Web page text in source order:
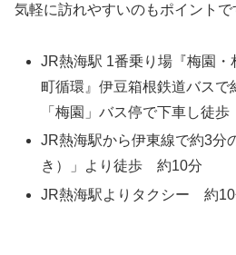
気軽に訪れやすいのもポイントで
JR熱海駅 1番乗り場『梅園・
町循環』伊豆箱根鉄道バスで
「梅園」バス停で下車し徒
JR熱海駅から伊東線で約3分
き）」より徒歩 約10分
JR熱海駅よりタクシー 約